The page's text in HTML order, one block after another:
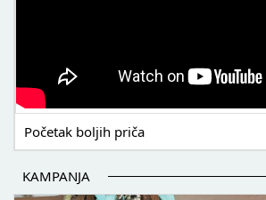
Početak boljih priča
KAMPANJA